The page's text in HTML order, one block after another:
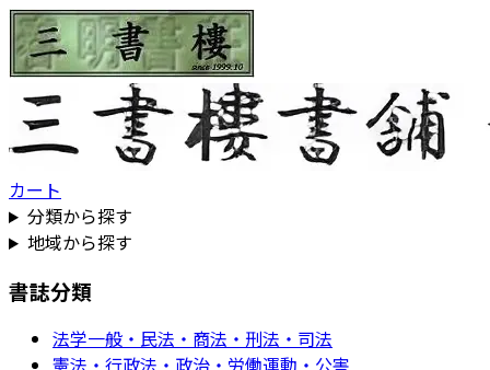
カート
分類から探す
地域から探す
書誌分類
法学一般・民法・商法・刑法・司法